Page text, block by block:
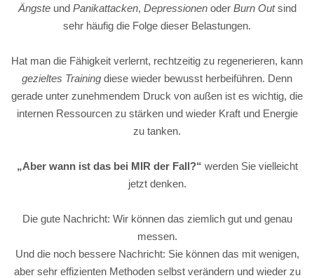
Ängsteund Panikattacken, Depressionenoder Burn Outsind
sehr häufig die Folge dieser Belastungen.
Hat man die Fähigkeit verlernt, rechtzeitig zu regenerieren, kann
gezieltes Training diese wieder bewusst herbeiführen. Denn
gerade unter zunehmendem Druck von außen ist es wichtig, die
internen Ressourcen zu stärken und wieder Kraft und Energie
zu tanken.
„Aber wann ist das bei MIR der Fall?“ werden Sie vielleicht
jetzt denken.
Die gute Nachricht: Wir können das ziemlich gut und genau
messen.
Und die noch bessere Nachricht: Sie können das mit wenigen,
aber sehr effizienten Methoden selbst verändern und wieder zu